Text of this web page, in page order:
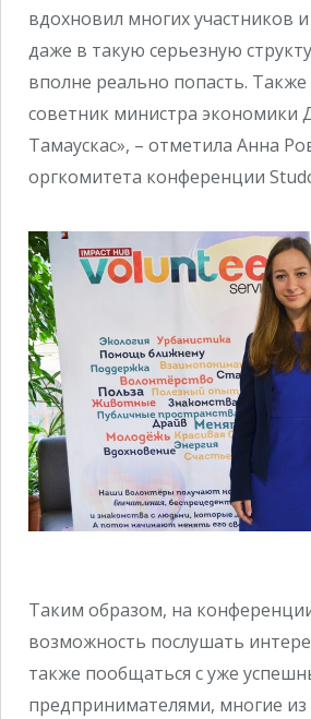
вдохновил многих участников
даже в такую серьезную
вполне реально попасть. Также
советник министра экономики
Тамаускас», – отметила Анна
оргкомитета конференции
Таким образом, на
возможность послушать
также пообщаться с уже
предпринимателями, многие